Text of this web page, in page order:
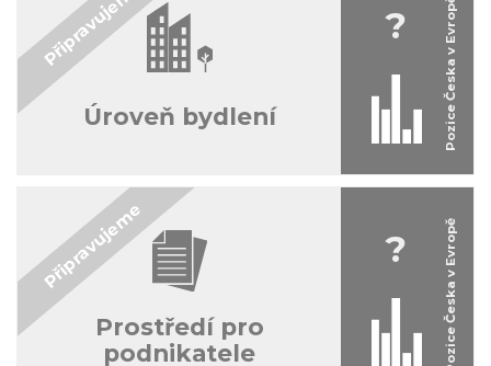
Úroveň bydlení
?
Prostředí pro
podnikatele
?